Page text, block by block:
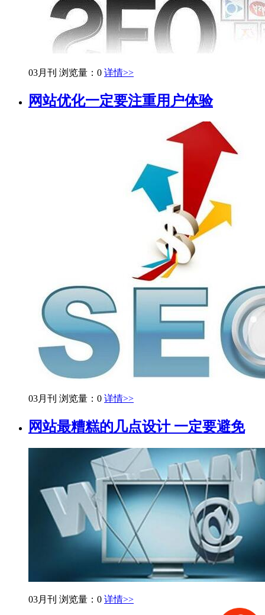
03月刊 浏览量：0 详情>>
网站优化一定要注重用户体验
03月刊 浏览量：0 详情>>
网站最糟糕的几点设计 一定要避免
03月刊 浏览量：0 详情>>